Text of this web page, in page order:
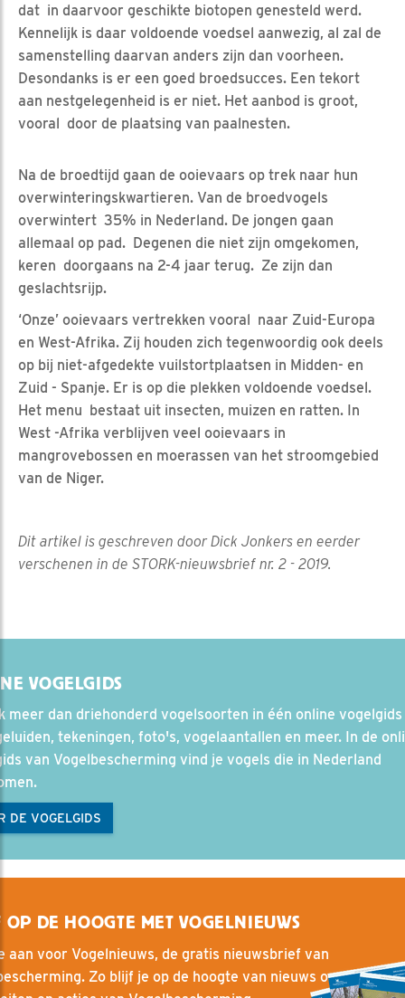
dat in daarvoor geschikte biotopen genesteld werd.
Kennelijk is daar voldoende voedsel aanwezig, al zal de
samenstelling daarvan anders zijn dan voorheen.
Desondanks is er een goed broedsucces. Een tekort
aan nestgelegenheid is er niet. Het aanbod is groot,
vooral door de plaatsing van paalnesten.
Na de broedtijd gaan de ooievaars op trek naar hun
overwinteringskwartieren. Van de broedvogels
overwintert 35% in Nederland. De jongen gaan
allemaal op pad. Degenen die niet zijn omgekomen,
keren doorgaans na 2-4 jaar terug. Ze zijn dan
geslachtsrijp.
‘Onze’ ooievaars vertrekken vooral naar Zuid-Europa
en West-Afrika. Zij houden zich tegenwoordig ook deels
op bij niet-afgedekte vuilstortplaatsen in Midden- en
Zuid - Spanje. Er is op die plekken voldoende voedsel.
Het menu bestaat uit insecten, muizen en ratten. In
West -Afrika verblijven veel ooievaars in
mangrovebossen en moerassen van het stroomgebied
van de Niger.
Dit artikel is geschreven door Dick Jonkers en eerder
verschenen in de STORK-nieuwsbrief nr. 2 - 2019.
VOGELGIDS
meer dan driehonderd vogelsoorten in één online
tekeningen, foto's, vogelaantallen en meer. In de
van Vogelbescherming vind je vogels die in Nederland
DE VOGELGIDS
OP DE HOOGTE MET VOGELNIEUWS
aan voor Vogelnieuws, de gratis nieuwsbrief van
Zo blijf je op de hoogte van nieuws over